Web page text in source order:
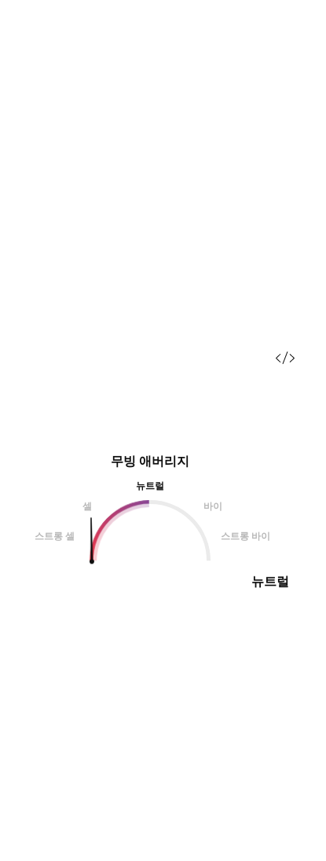
무빙 애버리지
뉴트럴
셀
바이
스트롱 셀 스트롱 바이
뉴트럴